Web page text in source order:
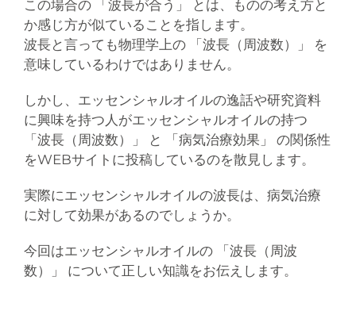
この場合の 「波長が合う」 とは、ものの考え方と
か感じ方が似ていることを指します。
波長と言っても物理学上の 「波長（周波数）」 を
意味しているわけではありません。
しかし、エッセンシャルオイルの逸話や研究資料
に興味を持つ人がエッセンシャルオイルの持つ
「波長（周波数）」 と 「病気治療効果」 の関係性
をWEBサイトに投稿しているのを散見します。
実際にエッセンシャルオイルの波長は、病気治療
に対して効果があるのでしょうか。
今回はエッセンシャルオイルの 「波長（周波
数）」 について正しい知識をお伝えします。